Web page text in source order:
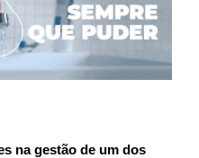
na gestão de um dos